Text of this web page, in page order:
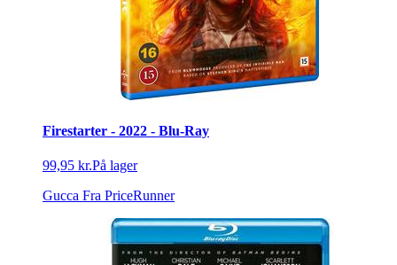
Firestarter - 2022 - Blu-Ray
99,95 kr.På lager
Gucca Fra PriceRunner